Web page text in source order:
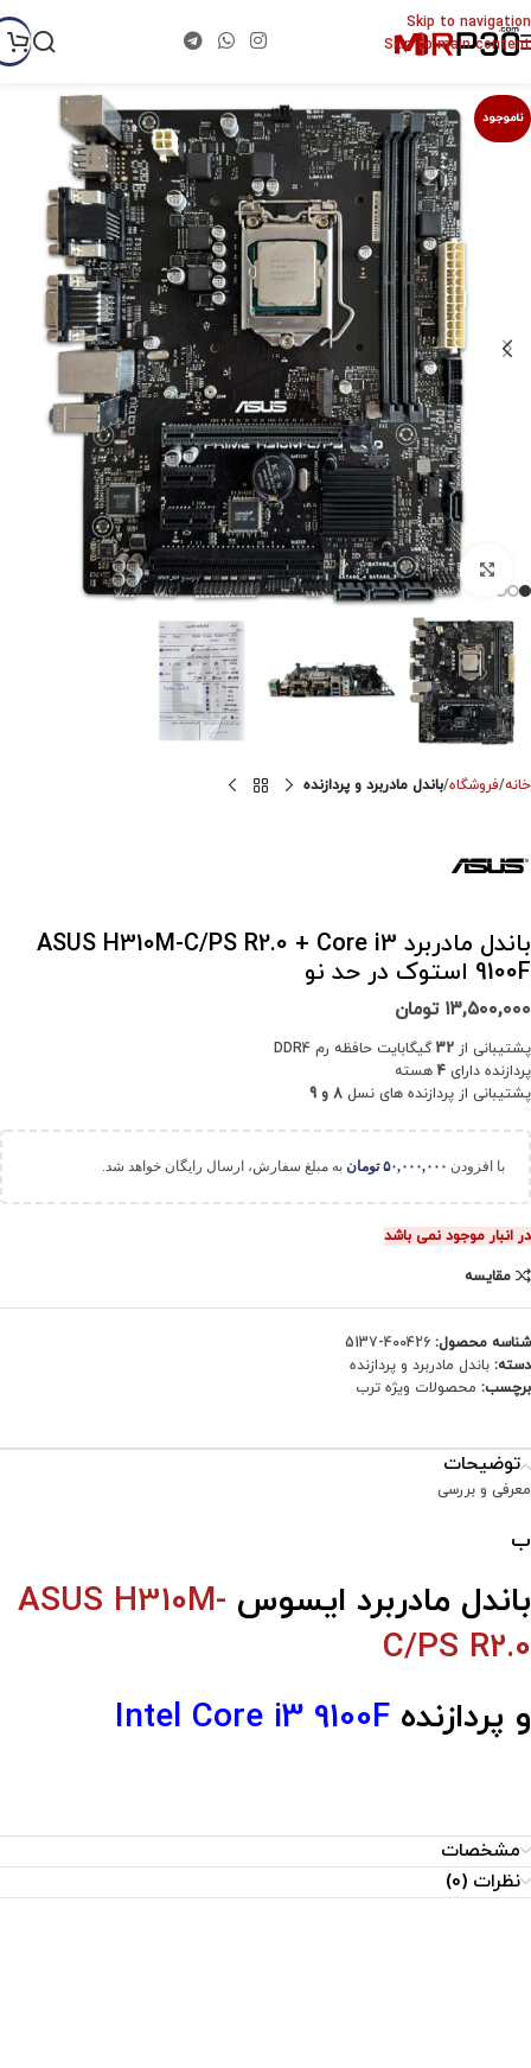
Skip to navigation
Skip to main content
ناموجود
برای بزرگنمایی کلیک کنید
خانه فروشگاه باندل مادربرد و پردازنده
باندل مادربرد ASUS H310M-C/PS R2.0 + Core i3
9100F استوک در حد نو
۱۳,۵۰۰,۰۰۰ تومان
پشتیبانی از 32گیگابایت حافظه رم DDR4
پردازنده دارای 4 هسته
پشتیبانی از پردازنده های نسل
با افزودن ۵۰,۰۰۰,۰۰۰ تومان به مبلغ سفارش، ارسال رایگان خواهد شد.
در انبار موجود نمی باشد
مقایسه
شناسه محصول: 400426-5137
دسته: باندل مادربرد و پردازنده
برچسب: محصولات ویژه ترب
توضیحات
معرفی و بررسی
ب
باندل مادربرد ایسوس ASUS H310M-
C/PS R2.0
و پردازنده Intel Core i3 9100F
مشخصات
نظرات (0)